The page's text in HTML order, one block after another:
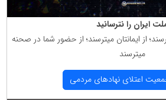
ایران را نترسانید
از ایمانتان میترسند؛ از حضور شما در صحنه
میترسند
اعتلای نهادهای مردمی